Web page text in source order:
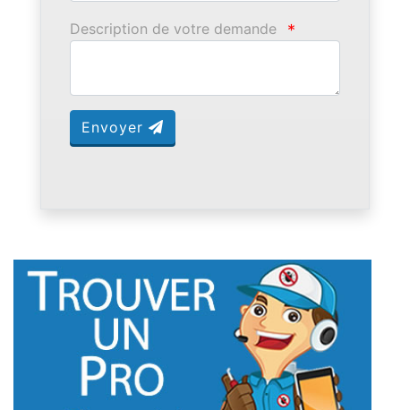
Description de votre demande *
Envoyer